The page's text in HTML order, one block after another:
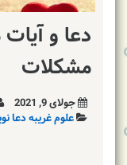
دعا و
مشکلات
جولای 9, 2021
علوم غریبه دعا